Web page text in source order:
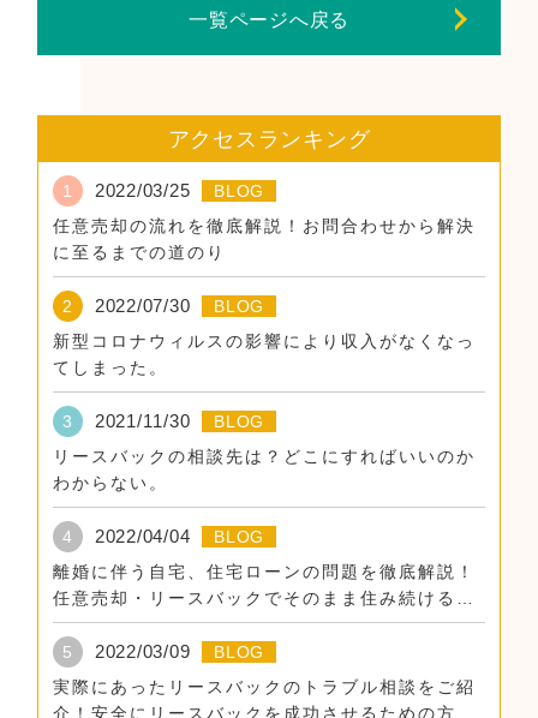
一覧ページへ戻る
アクセスランキング
1 2022/03/25
BLOG
任意売却の流れを徹底解説！お問合わせから解決
に至るまでの道のり
2 2022/07/30
BLOG
新型コロナウィルスの影響により収入がなくなっ
てしまった。
3 2021/11/30
BLOG
リースバックの相談先は？どこにすればいいのか
わからない。
4 2022/04/04
BLOG
離婚に伴う自宅、住宅ローンの問題を徹底解説！
任意売却・リースバックでそのまま住み続けるた
めに。
5
2022/03/09
BLOG
実際にあったリースバックのトラブル相談をご紹
介！安全にリースバックを成功させるための方